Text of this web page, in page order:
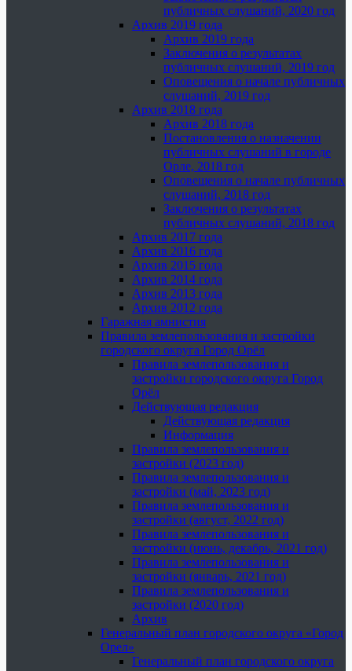
публичных слушаний, 2020 год
Архив 2019 года
Архив 2019 года
Заключения о результатах
публичных слушаний, 2019 год
Оповещения о начале публичных
слушаний, 2019 год
Архив 2018 года
Архив 2018 года
Постановления о назначении
публичных слушаний в городе
Орле, 2018 год
Оповещения о начале публичных
слушаний, 2018 год
Заключения о результатах
публичных слушаний, 2018 год
Архив 2017 года
Архив 2016 года
Архив 2015 года
Архив 2014 года
Архив 2013 года
Архив 2012 года
Гаражная амнистия
Правила землепользования и застройки
городского округа Город Орёл
Правила землепользования и
застройки городского округа Город
Орёл
Действующая редакция
Действующая редакция
Информация
Правила землепользования и
застройки (2023 год)
Правила землепользования и
застройки (май, 2023 год)
Правила землепользования и
застройки (август, 2022 год)
Правила землепользования и
застройки (июнь, декабрь, 2021 год)
Правила землепользования и
застройки (январь, 2021 год)
Правила землепользования и
застройки (2020 год)
Архив
Генеральный план городского округа «Город
Орел»
Генеральный план городского округа